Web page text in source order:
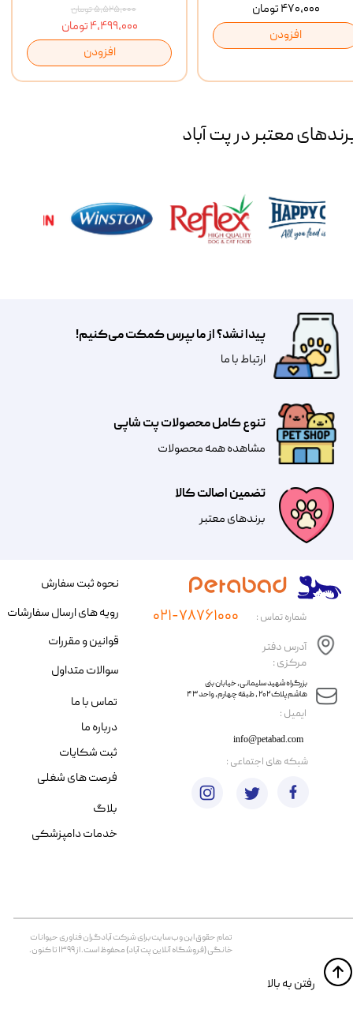
۵,۵۲۵,۰۰۰ تومان
۴,۴۹۹,۰۰۰ تومان
افزودن
۴۷۰,۰۰۰ تومان
افزودن
معتبر در پت آباد
تضمین اصالت کالا
​​برندهای معتبر​​​​​​​
تنوع کامل محصولات پت شاپی
مشاهده همه محصولات
پیدا نشد؟ از ما بپرس کمکت می‌کنیم!
​​​ارتباط با ما
​ایمیل :
آدرس دفتر
مرکزی :
info@petabad.com
​​بزرگراه شهید سلیمانی، خیابان بنی
هاشم پلاک ۲۰۲ ، طبقه چهارم، واحد ۴۳
شماره تماس : ۰۲۱-۷۸۷۶۱۰۰۰
تمام حقوق اين وب‌سايت برای شرکت آبادگران فناوری حیوانات
خانگی (فروشگاه آنلاین پت آباد) محفوظ است. از ۱۳۹۹ تا کنون.
​​رفتن به بالا
نحوه ثبت سفارش
رویه های ارسال سفارشات
قوانین و مقررات
سوالات متداول
تماس با ما
درباره ما
ثبت شکایات
فرصت های شغلی
​شبکه های اجتماعی :
بلاگ
خدمات دامپزشکی